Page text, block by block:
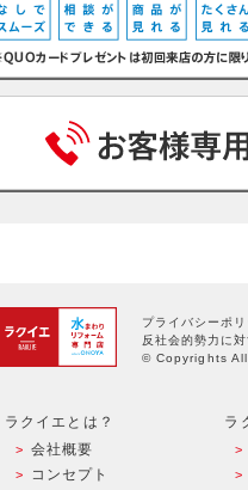
プライバシーポ
反社会的勢力に
© Copyrights
ラクイエとは？
会社概要
コンセプト
ラ